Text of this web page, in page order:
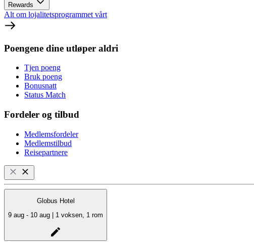
Rewards
Alt om lojalitetsprogrammet vårt
Poengene dine utløper aldri
Tjen poeng
Bruk poeng
Bonusnatt
Status Match
Fordeler og tilbud
Medlemsfordeler
Medlemstilbud
Reisepartnere
Globus Hotel
9 aug - 10 aug | 1 voksen, 1 rom